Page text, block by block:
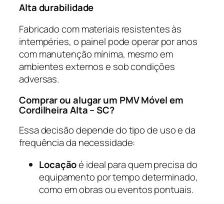
Alta durabilidade
Fabricado com materiais resistentes às
intempéries, o painel pode operar por anos
com manutenção mínima, mesmo em
ambientes externos e sob condições
adversas.
Comprar ou alugar um PMV Móvel em
Cordilheira Alta – SC?
Essa decisão depende do tipo de uso e da
frequência da necessidade:
Locaçãoé ideal para quem precisa do
equipamento por tempo determinado,
como em obras ou eventos pontuais.